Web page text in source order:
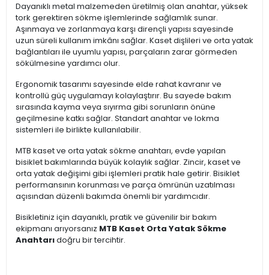
Dayanıklı metal malzemeden üretilmiş olan anahtar, yüksek
tork gerektiren sökme işlemlerinde sağlamlık sunar.
Aşınmaya ve zorlanmaya karşı dirençli yapısı sayesinde
uzun süreli kullanım imkânı sağlar. Kaset dişlileri ve orta yatak
bağlantıları ile uyumlu yapısı, parçaların zarar görmeden
sökülmesine yardımcı olur.
Ergonomik tasarımı sayesinde elde rahat kavranır ve
kontrollü güç uygulamayı kolaylaştırır. Bu sayede bakım
sırasında kayma veya sıyırma gibi sorunların önüne
geçilmesine katkı sağlar. Standart anahtar ve lokma
sistemleri ile birlikte kullanılabilir.
MTB kaset ve orta yatak sökme anahtarı, evde yapılan
bisiklet bakımlarında büyük kolaylık sağlar. Zincir, kaset ve
orta yatak değişimi gibi işlemleri pratik hale getirir. Bisiklet
performansının korunması ve parça ömrünün uzatılması
açısından düzenli bakımda önemli bir yardımcıdır.
Bisikletiniz için dayanıklı, pratik ve güvenilir bir bakım
ekipmanı arıyorsanız MTB Kaset Orta Yatak Sökme
Anahtarıdoğru bir tercihtir.